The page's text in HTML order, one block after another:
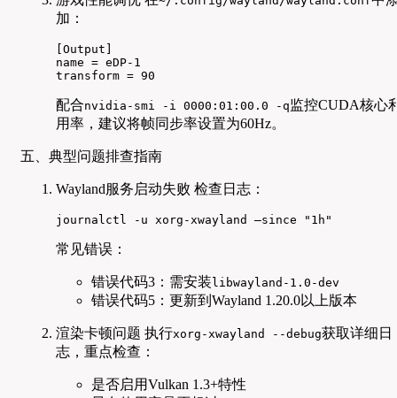
加：
[Output]
name = eDP-1
transform = 90
配合nvidia-smi -i 0000:01:00.0 -q监控CUDA核心
用率，建议将帧同步率设置为60Hz。
五、典型问题排查指南
Wayland服务启动失败 检查日志：
journalctl -u xorg-xwayland —since "1h"
常见错误：
错误代码3：需安装 libwayland-1.0-dev
错误代码5：更新到Wayland 1.20.0以上版本
渲染卡顿问题 执行xorg-xwayland --debug获取详细日
志，重点检查：
是否启用Vulkan 1.3+特性